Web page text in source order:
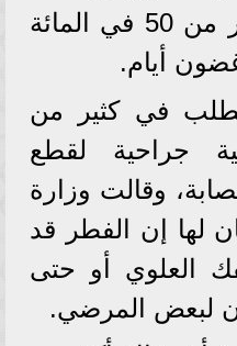
المرض إلى وفاة أكثر من 50 في المائة
أيام.
في كثير من
جراحية لقطع
وقالت وزارة
لها إن الفطر قد
العلوي أو حتى
لبعض المرضي.